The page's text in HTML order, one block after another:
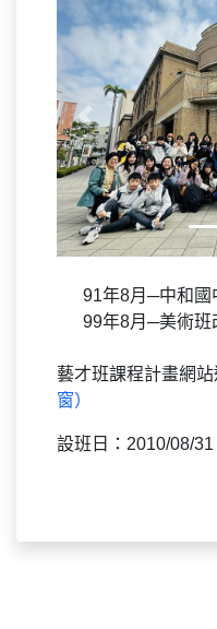
Previous
91年8月─中和國
99年8月─美術班
藝才班課程計畫網站
窗）
設班日：2010/08/31